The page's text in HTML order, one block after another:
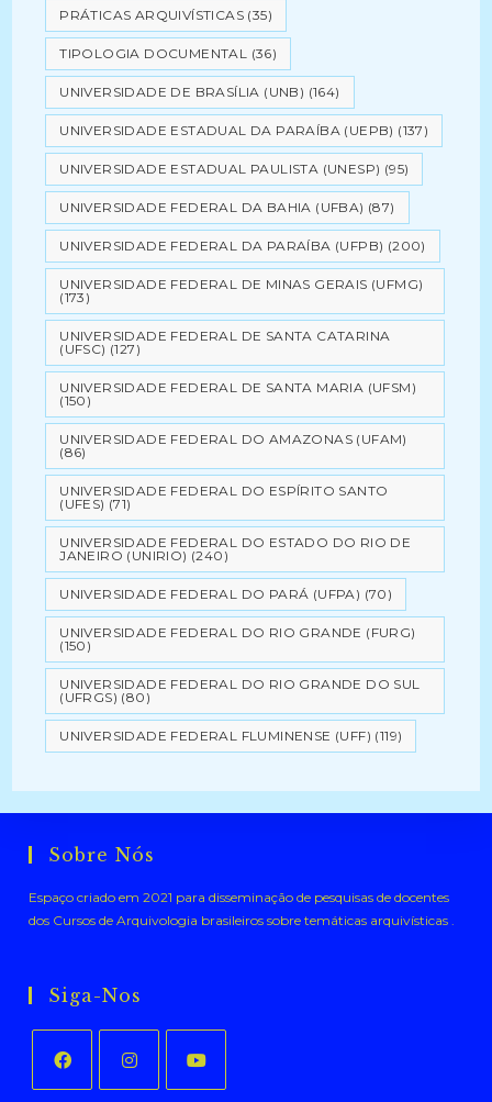
PRÁTICAS ARQUIVÍSTICAS (35)
TIPOLOGIA DOCUMENTAL (36)
UNIVERSIDADE DE BRASÍLIA (UNB) (164)
UNIVERSIDADE ESTADUAL DA PARAÍBA (UEPB) (137)
UNIVERSIDADE ESTADUAL PAULISTA (UNESP) (95)
UNIVERSIDADE FEDERAL DA BAHIA (UFBA) (87)
UNIVERSIDADE FEDERAL DA PARAÍBA (UFPB) (200)
UNIVERSIDADE FEDERAL DE MINAS GERAIS (UFMG)
(173)
UNIVERSIDADE FEDERAL DE SANTA CATARINA
(UFSC) (127)
UNIVERSIDADE FEDERAL DE SANTA MARIA (UFSM)
(150)
UNIVERSIDADE FEDERAL DO AMAZONAS (UFAM)
(86)
UNIVERSIDADE FEDERAL DO ESPÍRITO SANTO
(UFES) (71)
UNIVERSIDADE FEDERAL DO ESTADO DO RIO DE
JANEIRO (UNIRIO) (240)
UNIVERSIDADE FEDERAL DO PARÁ (UFPA) (70)
UNIVERSIDADE FEDERAL DO RIO GRANDE (FURG)
(150)
UNIVERSIDADE FEDERAL DO RIO GRANDE DO SUL
(UFRGS) (80)
UNIVERSIDADE FEDERAL FLUMINENSE (UFF) (119)
Sobre Nós
Espaço criado em 2021 para disseminação de pesquisas de docentes
dos Cursos de Arquivologia brasileiros sobre temáticas arquivísticas .
Siga-Nos